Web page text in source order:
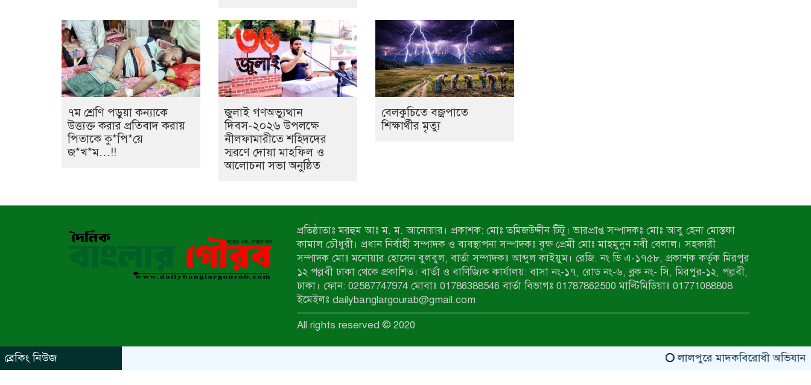
৭ম শ্রেণি পড়ুয়া কন্যাকে
উত্ত্যক্ত করার প্রতিবাদ করায়
পিতাকে কু*পি*য়ে
জ*খ*ম…!!
জুলাই গণঅভ্যুত্থান
দিবস-২০২৬ উপলক্ষে
নীলফামারীতে শহিদদের
স্মরণে দোয়া মাহফিল ও
আলোচনা সভা অনুষ্ঠিত
বেলকুচিতে বজ্রপাতে
শিক্ষার্থীর মৃত্যু
প্রতিষ্ঠাতাঃ মরহুম আঃ ম. ম. আনোয়ার। প্রকাশক: মোঃ তমিজউদ্দীন টিটু। ভারপ্রাপ্ত সম্পাদকঃ মোঃ আবু হেনা মোস্তফা
কামাল চৌধুরী। প্রধান নির্বাহী সম্পাদক ও ব্যবস্থাপনা সম্পাদকঃ বৃক্ষ প্রেমী মোঃ মাহমুদুন নবী বেলাল। সহকারী
সম্পাদক মোঃ মনোয়ার হোসেন বুলবুল, বার্তা সম্পাদকঃ আব্দুল কাইয়ুম। রেজি. নং ডি এ-১৭৫৮, প্রকাশক কর্তৃক মিরপুর
১২ পল্লবী ঢাকা থেকে প্রকাশিত। বার্তা ও বাণিজ্যিক কার্যালয়: বাসা নং-১৭, রোড নং-৬, ব্লক নং- সি, মিরপুর-১২, পল্লবী,
ঢাকা। ফোন: 02587747974 মোবাঃ 01786388546 বার্তা বিভাগঃ 01787862500 মাল্টিমিডিয়াঃ 01771088808
ইমেইলঃ dailybanglargourab@gmail.com
All rights reserved © 2020
ব্রেকিং নিউজ
লালপুরে মাদকবিরোধী অভিযান: ৩